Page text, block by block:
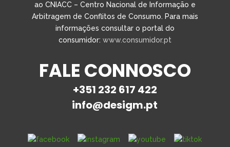
ao CNIACC – Centro Nacional de Informação e
Arbitragem de Conflitos de Consumo. Para mais
informações consultar o portal do
consumidor: www.consumidor.pt
FALE CONNOSCO
+351 232 617 422
info@desigm.pt